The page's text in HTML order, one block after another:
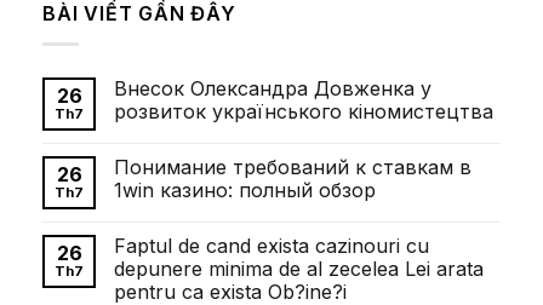
BÀI VIẾT GẦN ĐÂY
26
Th7
Внесок Олександра Довженка у
розвиток українського кіномистецтва
bình
luận
ở
Довженка
у
розвиток
українського
26
Th7
Понимание требований к ставкам в
1win казино: полный обзор
bình
luận
ở
Понимание
26
Th7
Faptul de cand exista cazinouri cu
depunere minima de al zecelea Lei arata
pentru ca exista Ob?ine?i